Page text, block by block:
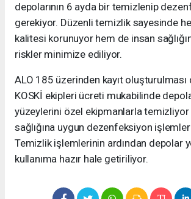
depolarının 6 ayda bir temizlenip
gerekiyor. Düzenli temizlik sayesinde
kalitesi korunuyor hem de insan
riskler minimize ediliyor.
ALO 185 üzerinden kayıt oluşturulması
KOSKİ ekipleri ücreti mukabilinde
yüzeylerini özel ekipmanlarla temizliyor
sağlığına uygun dezenfeksiyon
Temizlik işlemlerinin ardından depolar
kullanıma hazır hale getiriliyor.